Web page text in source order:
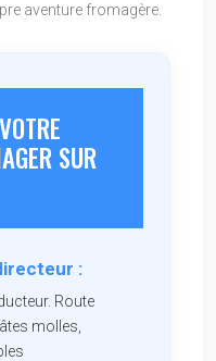
aventure fromagère.
SUR
:
Route
molles,